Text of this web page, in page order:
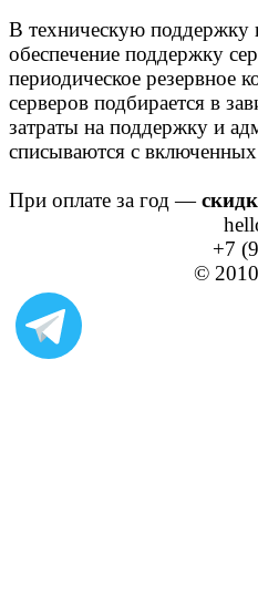
В техническую поддержку
обеспечение поддержку
периодическое резервное
серверов подбирается в
затраты на поддержку и
списываются с
При оплате за год —
+7
©